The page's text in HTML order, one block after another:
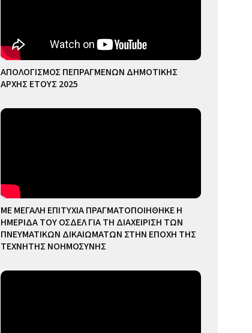
ΑΠΟΛΟΓΙΣΜΟΣ ΠΕΠΡΑΓΜΕΝΩΝ ΔΗΜΟΤΙΚΗΣ
ΑΡΧΗΣ ΕΤΟΥΣ 2025
ΜΕ ΜΕΓΑΛΗ ΕΠΙΤΥΧΙΑ ΠΡΑΓΜΑΤΟΠΟΙΗΘΗΚΕ Η
ΗΜΕΡΙΔΑ ΤΟΥ ΟΣΔΕΛ ΓΙΑ ΤΗ ΔΙΑΧΕΙΡΙΣΗ ΤΩΝ
ΠΝΕΥΜΑΤΙΚΩΝ ΔΙΚΑΙΩΜΑΤΩΝ ΣΤΗΝ ΕΠΟΧΗ ΤΗΣ
ΤΕΧΝΗΤΗΣ ΝΟΗΜΟΣΥΝΗΣ